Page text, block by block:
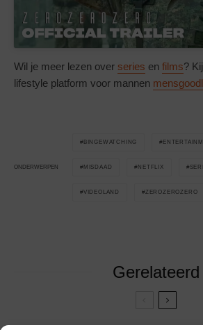
Wil je meer lezen over series en films?
lifestyle platform voor mannen
ONDERWERPEN
BINGEWATCHING
MISDAAD NETFLIX
VIDEOLAND ZEROZEROZERO
Gerelateerd